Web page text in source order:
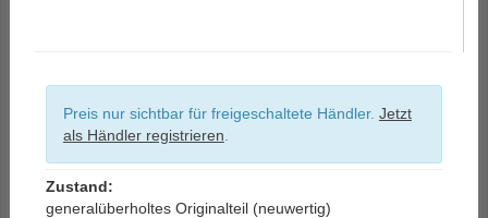
Preis nur sichtbar für freigeschaltete Händler. Jetzt
als Händler registrieren
Zustand:
generalüberholtes Originalteil (neuwertig)